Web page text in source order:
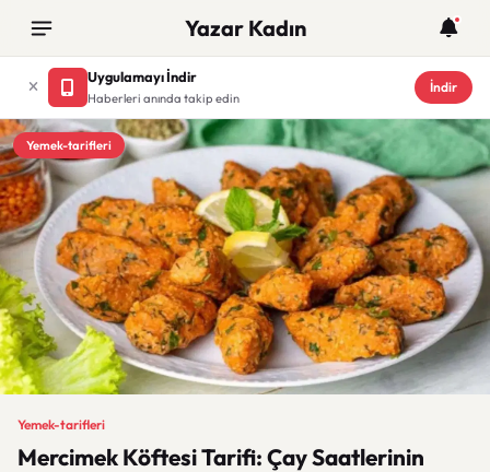
Yazar Kadın
Uygulamayı İndir
Haberleri anında takip edin
İndir
Yemek-tarifleri
Yemek-tarifleri
Mercimek Köftesi Tarifi: Çay Saatlerinin